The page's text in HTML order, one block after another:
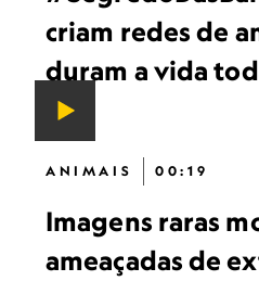
criam redes de
duram a vida
ANIMAIS 00:19
Imagens raras
ameaçadas de